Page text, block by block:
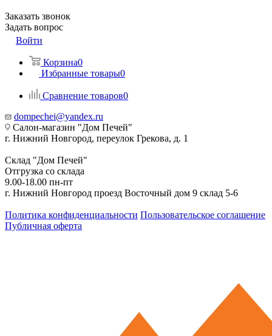
Заказать звонок
Задать вопрос
Войти
Корзина0
Избранные товары0
Сравнение товаров0
dompechei@yandex.ru
Салон-магазин "Дом Печей"
г. Нижний Новгород, переулок Грекова, д. 1
Склад "Дом Печей"
Отгрузка со склада
9.00-18.00 пн-пт
г. Нижний Новгород проезд Восточный дом 9 склад 5-6
Политика конфиденциальности Пользовательское соглашение
Публичная оферта